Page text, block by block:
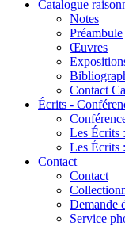
Catalogue
Notes
Préambule
Œuvres
Contact
Écrits -
Les Écrits
Les Écrits
Contact
Contact
Demande
Service